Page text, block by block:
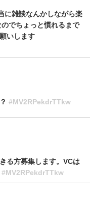
に雑談なんかしながら楽
でちょっと慣れるまで
いします
#MV2RPekdrTTkw
る方募集します。VCは
#MV2RPekdrTTkw